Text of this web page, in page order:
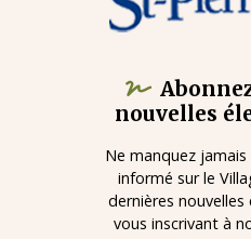
nouvelles
Ne manquez
informé sur le
dernières
vous inscrivant à